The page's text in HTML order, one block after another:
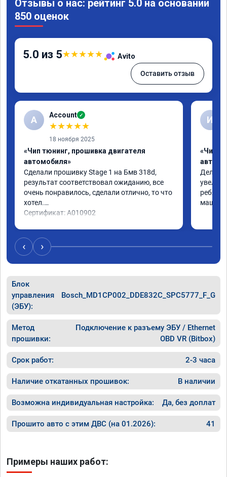
Отзывы о нас: рейтинг 5.0 на основании
850 оценок
5.0 из 5★★★★★ Avito
Оставить отзыв
A Account ✓
★★★★★
18 ноября 2025
«Чип тюнинг, прошивка двигателя
автомобиля»
Сделали прошивку Stage 1 на Бмв 318d,
результат соответствовал ожиданию, все
очень понравилось, сделали отлично, то что
хотел.
Сертификат: A010902
И
«Чип
Делали
ребята
машина
‹ ›
Блок
управления
(ЭБУ):
Bosch_MD1CP002_DDE832C_SPC5777_F_G
Метод
прошивки:
Подключение к разъему ЭБУ / Ethernet
OBD VR (Bitbox)
Срок работ: 2-3 часа
Наличие откатанных прошивок: В наличии
Возможна индивидуальная настройка: Да, без доплат
Прошито авто с этим ДВС (на 01.2026): 41
Примеры наших работ: